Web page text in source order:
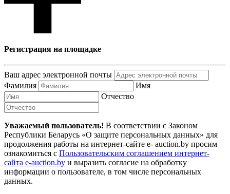
Регистрация на площадке
Ваш адрес электронной почты
Фамилия
Имя
Отчество
Уважаемый пользователь! В соответствии с Законом
Республики Беларусь «О защите персональных данных» для
продолжения работы на интернет-сайте e- auction.by просим
ознакомиться с Пользовательским соглашением интернет-
сайта e-auction.by и выразить согласие на обработку
информации о пользователе, в том числе персональных
данных.